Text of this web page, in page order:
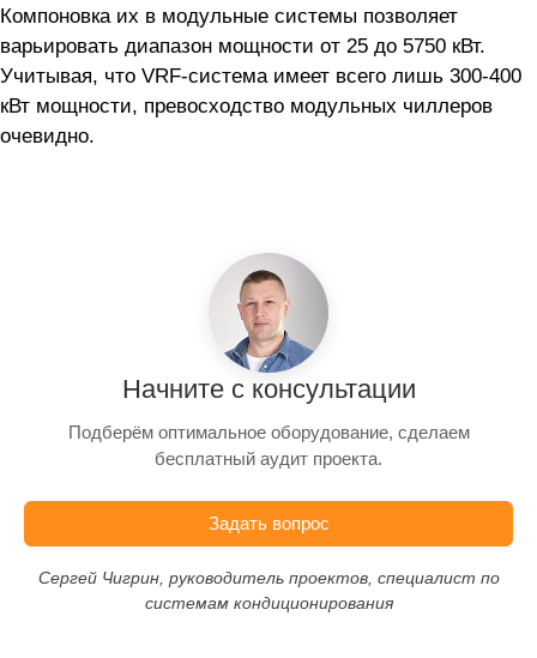
Компоновка их в модульные системы позволяет
варьировать диапазон мощности от 25 до 5750 кВт.
Учитывая, что VRF-система имеет всего лишь 300-400
кВт мощности, превосходство модульных чиллеров
очевидно.
Начните с консультации
Подберём оптимальное оборудование, сделаем
бесплатный аудит проекта.
Задать вопрос
Сергей Чигрин, руководитель проектов, специалист по
системам кондиционирования